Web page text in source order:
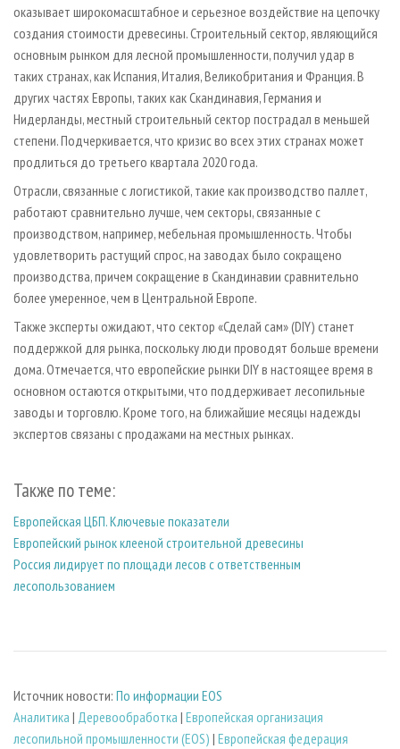
оказывает широкомасштабное и серьезное воздействие на цепочку
создания стоимости древесины. Строительный сектор, являющийся
основным рынком для лесной промышленности, получил удар в
таких странах, как Испания, Италия, Великобритания и Франция. В
других частях Европы, таких как Скандинавия, Германия и
Нидерланды, местный строительный сектор пострадал в меньшей
степени. Подчеркивается, что кризис во всех этих странах может
продлиться до третьего квартала 2020 года.
Отрасли, связанные с логистикой, такие как производство паллет,
работают сравнительно лучше, чем секторы, связанные с
производством, например, мебельная промышленность. Чтобы
удовлетворить растущий спрос, на заводах было сокращено
производства, причем сокращение в Скандинавии сравнительно
более умеренное, чем в Центральной Европе.
Также эксперты ожидают, что сектор «Сделай сам» (DIY) станет
поддержкой для рынка, поскольку люди проводят больше времени
дома. Отмечается, что европейские рынки DIY в настоящее время в
основном остаются открытыми, что поддерживает лесопильные
заводы и торговлю. Кроме того, на ближайшие месяцы надежды
экспертов связаны с продажами на местных рынках.
Также по теме:
Европейская ЦБП. Ключевые показатели
Европейский рынок клееной строительной древесины
Россия лидирует по площади лесов с ответственным
лесопользованием
Источник новости: По информации EOS
Аналитика | Деревообработка | Европейская организация
лесопильной промышленности (EOS) | Европейская федерация